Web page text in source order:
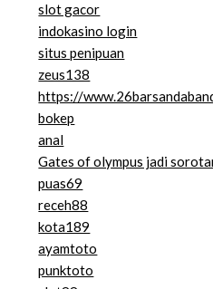
slot gacor
indokasino login
situs penipuan
zeus138
https://
bokep
anal
Gates of olympus jadi
puas69
receh88
kota189
ayamtoto
punktoto